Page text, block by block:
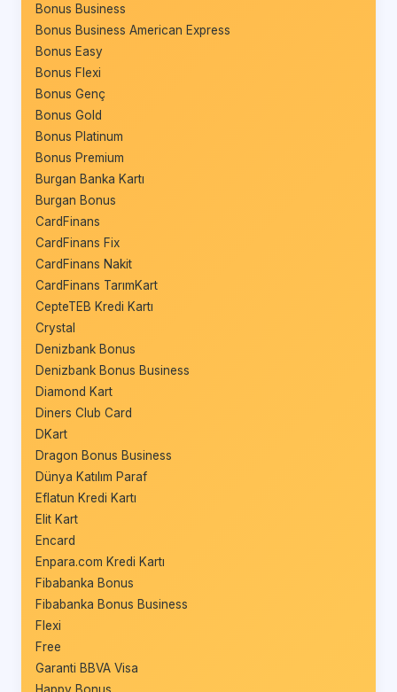
Bonus Business
Bonus Business American Express
Bonus Easy
Bonus Flexi
Bonus Genç
Bonus Gold
Bonus Platinum
Bonus Premium
Burgan Banka Kartı
Burgan Bonus
CardFinans
CardFinans Fix
CardFinans Nakit
CardFinans TarımKart
CepteTEB Kredi Kartı
Crystal
Denizbank Bonus
Denizbank Bonus Business
Diamond Kart
Diners Club Card
DKart
Dragon Bonus Business
Dünya Katılım Paraf
Eflatun Kredi Kartı
Elit Kart
Encard
Enpara.com Kredi Kartı
Fibabanka Bonus
Fibabanka Bonus Business
Flexi
Free
Garanti BBVA Visa
Happy Bonus